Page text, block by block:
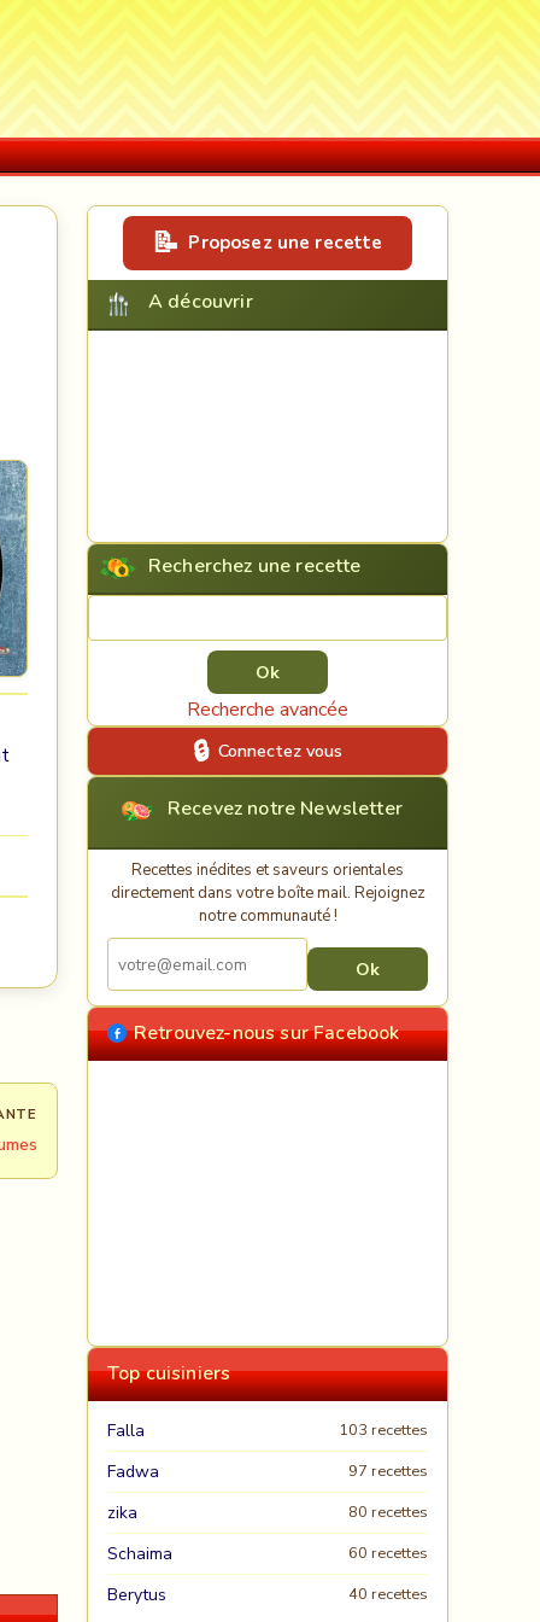
Proposez une recette
A découvrir
Recherchez une recette
Recherche avancée
Connectez vous
Recevez notre Newsletter
Recettes inédites et saveurs orientales
directement dans votre boîte mail. Rejoignez
notre communauté !
Retrouvez-nous sur Facebook
Top cuisiniers
Falla 103 recettes
Fadwa 97 recettes
zika 80 recettes
Schaima 60 recettes
Berytus
40 recettes